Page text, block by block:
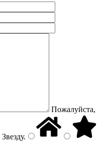
Пожалуйста,
Звезду.